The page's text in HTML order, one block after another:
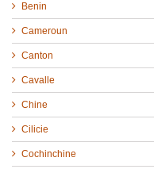
Benin
Cameroun
Canton
Cavalle
Chine
Cilicie
Cochinchine